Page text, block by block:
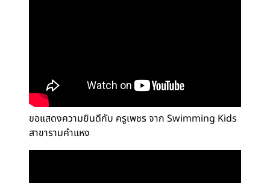
ขอแสดงความยินดีกับ ครูเพชร จาก Swimming Kids
สาขารามคำแหง